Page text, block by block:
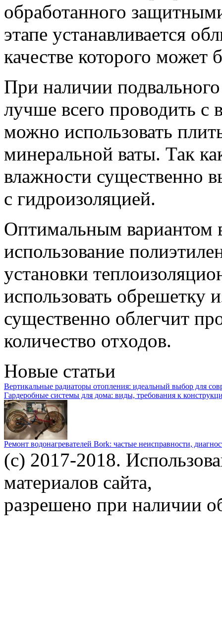
обработанного
этапе устанавливается
качестве которого может
При наличии
лучше всего проводить с
можно использовать
минеральной ваты. Так
влажности существенно
с гидроизоляцией.
Оптимальным вариантом
использование
установки
использовать обрешетку
существенно облегчит
количество отходов.
Новые статьи
Вертикальные радиаторы отопления: идеальный выбор для
Гардеробные системы для дома: виды, требования к
Ремонт водонагревателей Bork: частые неисправности,
(c) 2017-2018.
материалов сайта,
разрешено при наличии